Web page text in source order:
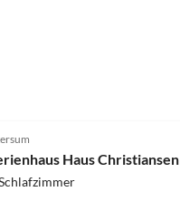
Haus Christiansen